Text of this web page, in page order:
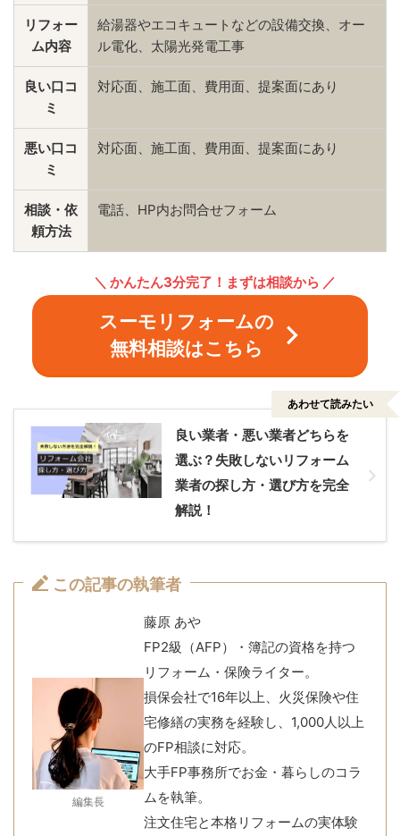
リフォー
ム内容
給湯器やエコキュートなどの設備交換、オー
ル電化、太陽光発電工事
良い口コ
ミ
対応面、施工面、費用面、提案面にあり
悪い口コ
ミ
対応面、施工面、費用面、提案面にあり
相談・依
頼方法
電話、HP内お問合せフォーム
＼ かんたん3分完了！まずは相談から ／
スーモリフォームの
無料相談はこちら
良い業者・悪い業者どちらを
選ぶ？失敗しないリフォーム
業者の探し方・選び方を完全
解説！
あわせて読みたい
この記事の執筆者
編集長
藤原 あや
FP2級（AFP）・簿記の資格を持つ
リフォーム・保険ライター。
損保会社で16年以上、火災保険や住
宅修繕の実務を経験し、1,000人以上
のFP相談に対応。
大手FP事務所でお金・暮らしのコラ
ムを執筆。
注文住宅と本格リフォームの実体験